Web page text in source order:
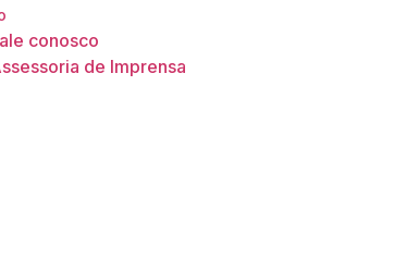
conosco
de Imprensa